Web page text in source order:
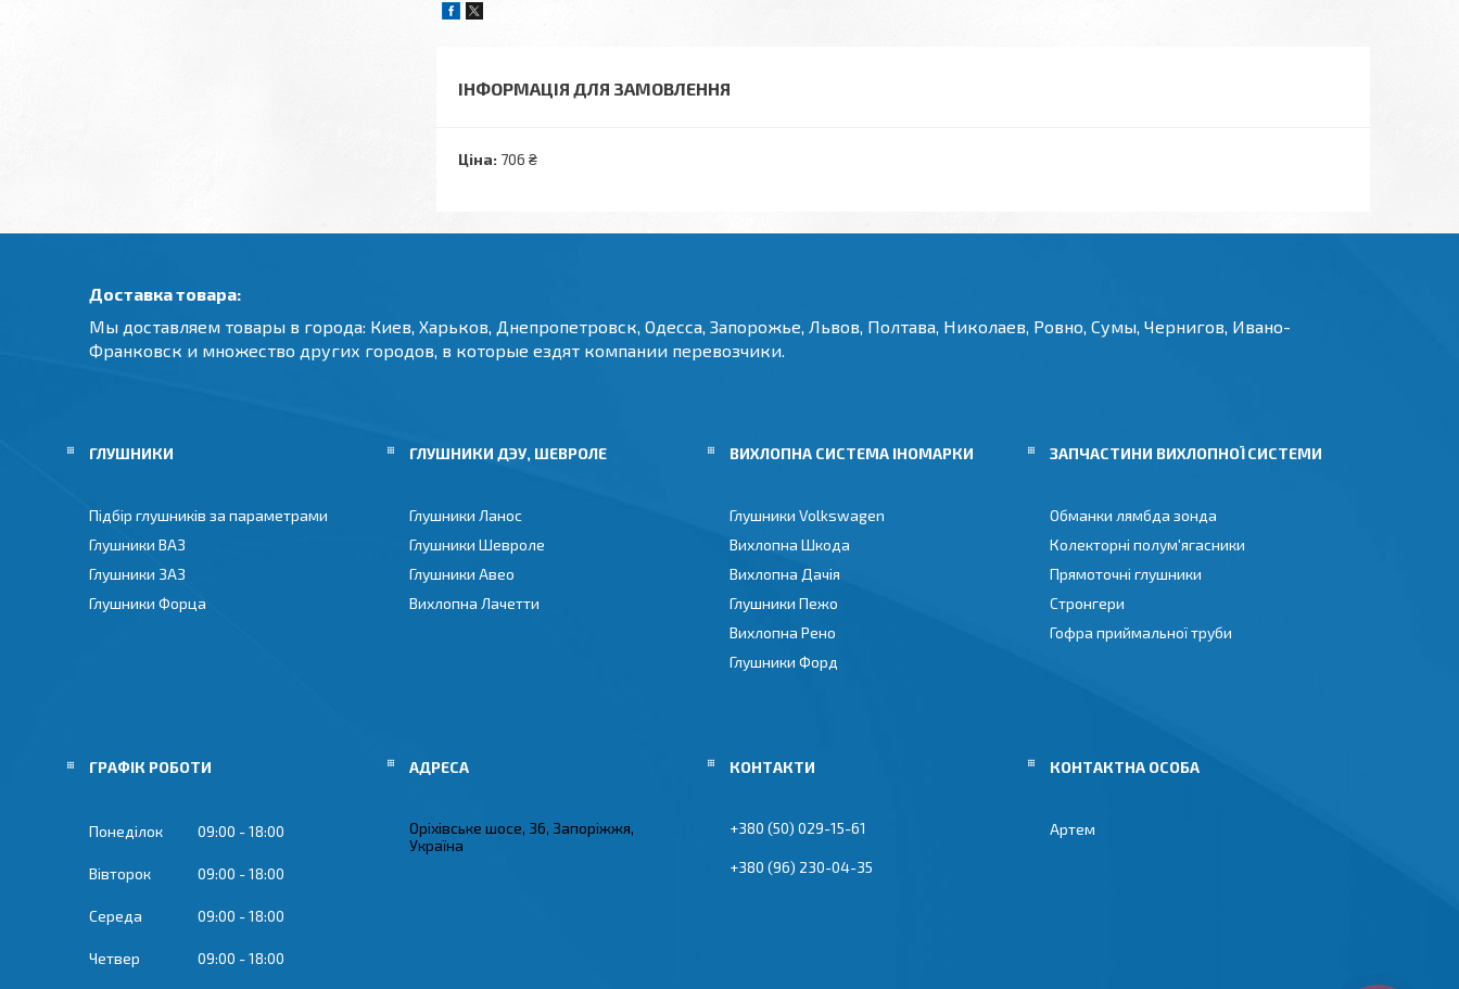
ІНФОРМАЦІЯ ДЛЯ ЗАМОВЛЕННЯ
Ціна: 706 ₴
Доставка товара:
Мы доставляем товары в города: Киев, Харьков, Днепропетровск, Одесса, Запорожье, Львов, Полтава, Николаев, Ровно, Сумы, Чернигов, Ивано-
Франковск и множество других городов, в которые ездят компании перевозчики.
ГЛУШНИКИ
Підбір глушників за параметрами
Глушники ВАЗ
Глушники ЗАЗ
Глушники Форца
ГЛУШНИКИ ДЭУ, ШЕВРОЛЕ
Глушники Ланос
Глушники Шевроле
Глушники Авео
Вихлопна Лачетти
ВИХЛОПНА СИСТЕМА ІНОМАРКИ
Глушники Volkswagen
Вихлопна Шкода
Вихлопна Дачія
Глушники Пежо
Вихлопна Рено
Глушники Форд
ЗАПЧАСТИНИ ВИХЛОПНОЇ СИСТЕМИ
Обманки лямбда зонда
Колекторні полум'ягасники
Прямоточні глушники
Стронгери
Гофра приймальної труби
ГРАФІК РОБОТИ
Понеділок 09:00 18:00
Вівторок 09:00 18:00
Середа 09:00 18:00
Четвер 09:00 18:00
Оріхівське шосе, 36, Запоріжжя,
Україна
+380 (50) 029-15-61
+380 (96) 230-04-35
Артем